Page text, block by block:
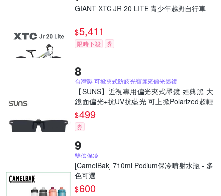
GIANT XTC JR 20 LITE 青少年越野自行車
$5,411
限時下殺 券
台灣製 可掀夾式防眩光寶麗來偏光墨鏡
【SUNS】近視專用偏光夾式墨鏡 經典黑 大
鏡面偏光+抗UV抗藍光 可上掀Polarized超輕
量僅8g
$499
券
雙倍保冷
[CamelBak] 710ml Podium保冷噴射水瓶 - 多
色可選
$600